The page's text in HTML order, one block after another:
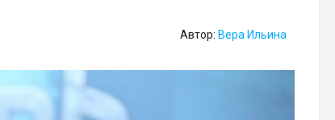
Автор: Вера Ильина